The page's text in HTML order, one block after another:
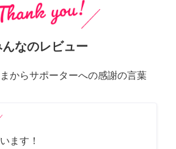
んなのレビュー
からサポーターへの感謝の言葉
ます！